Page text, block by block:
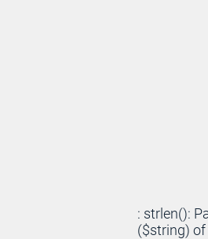
: strlen():
($string)